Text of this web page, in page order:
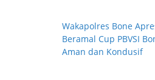
Wakapolres Bone
Beramal Cup PBVSI
Aman dan Kondusif